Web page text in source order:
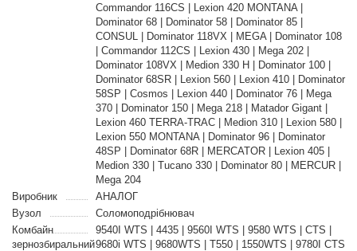
Commandor 116CS | Lexion 420 MONTANA |
Dominator 68 | Dominator 58 | Dominator 85 |
CONSUL | Dominator 118VX | MEGA | Dominator 108
| Commandor 112CS | Lexion 430 | Mega 202 |
Dominator 108VX | Medion 330 H | Dominator 100 |
Dominator 68SR | Lexion 560 | Lexion 410 | Dominator
58SP | Cosmos | Lexion 440 | Dominator 76 | Mega
370 | Dominator 150 | Mega 218 | Matador Gigant |
Lexion 460 TERRA-TRAC | Medion 310 | Lexion 580 |
Lexion 550 MONTANA | Dominator 96 | Dominator
48SP | Dominator 68R | MERCATOR | Lexion 405 |
Medion 330 | Tucano 330 | Dominator 80 | MERCUR |
Mega 204
Виробник
АНАЛОГ
Вузол
Соломоподрібнювач
Комбайн
зернозбиральний
9540I WTS | 4435 | 9560I WTS | 9580 WTS | CTS |
9680i WTS | 9680WTS | T550 | 1550WTS | 9780I CTS